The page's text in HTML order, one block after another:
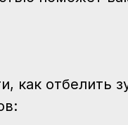
как отбелить